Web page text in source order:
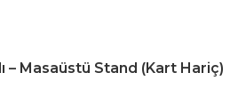
– Masaüstü Stand (Kart Hariç)